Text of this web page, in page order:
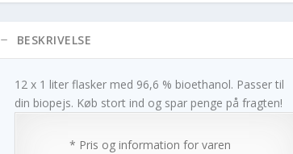
BESKRIVELSE
12 x 1 liter flasker med 96,6 % bioethanol. Passer til
din biopejs. Køb stort ind og spar penge på fragten!
* Pris og information for varen